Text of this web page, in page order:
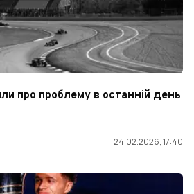
про проблему в останній день
24.02.2026, 17:40